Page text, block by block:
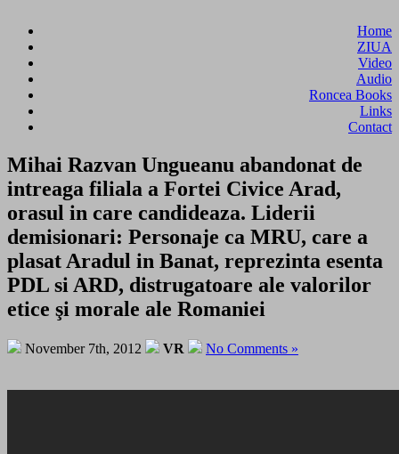
Home
ZIUA
Video
Audio
Roncea Books
Links
Contact
Mihai Razvan Ungueanu abandonat de
intreaga filiala a Fortei Civice Arad,
orasul in care candideaza. Liderii
demisionari: Personaje ca MRU, care a
plasat Aradul in Banat, reprezinta esenta
PDL si ARD, distrugatoare ale valorilor
etice şi morale ale Romaniei
November 7th, 2012 VR No Comments »